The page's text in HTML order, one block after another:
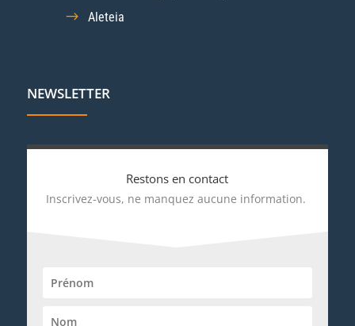
Aleteia
NEWSLETTER
Restons en contact
Inscrivez-vous, ne manquez aucune information.